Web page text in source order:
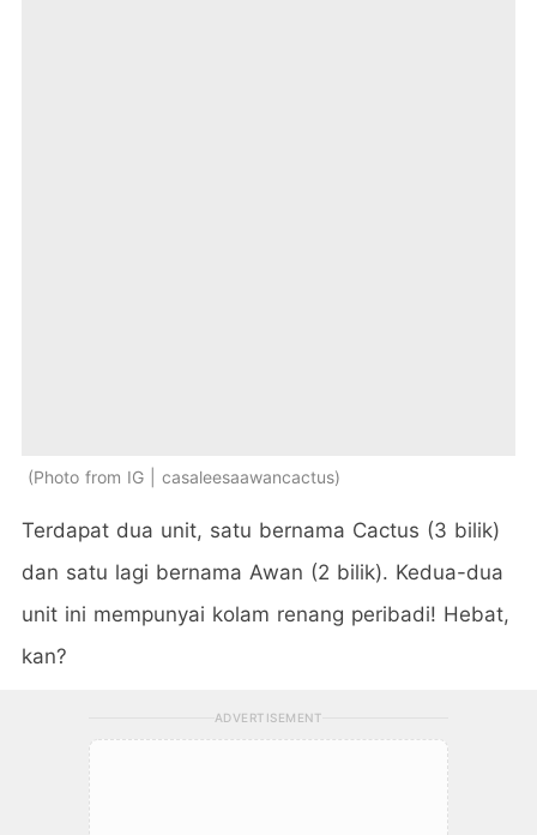
Photo from IG | casaleesaawancactus
Terdapat dua unit, satu bernama Cactus (3 bilik)
dan satu lagi bernama Awan (2 bilik). Kedua-dua
unit ini mempunyai kolam renang peribadi! Hebat,
kan?
ADVERTISEMENT